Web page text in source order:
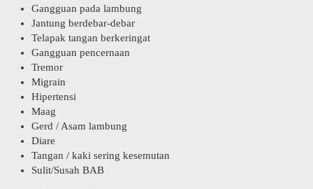
Gangguan pada lambung
Jantung berdebar-debar
Telapak tangan berkeringat
Gangguan pencernaan
Tremor
Migrain
Hipertensi
Maag
Gerd / Asam lambung
Diare
Tangan / kaki sering kesemutan
Sulit/Susah BAB